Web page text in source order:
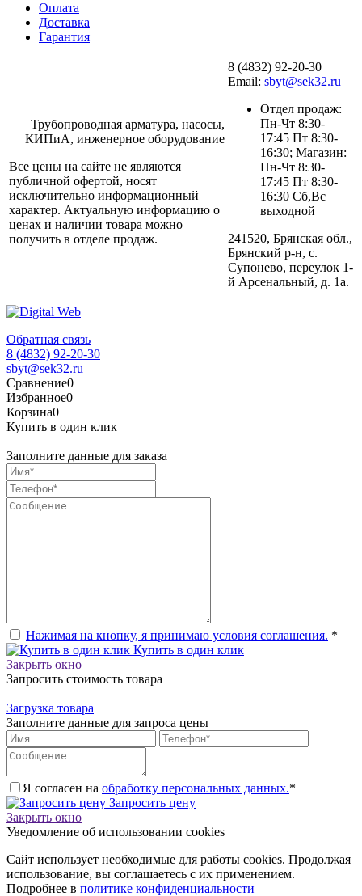
Оплата
Доставка
Гарантия
Трубопроводная арматура, насосы,
КИПиА, инженерное оборудование
Все цены на сайте не являются
публичной офертой, носят
исключительно информационный
характер. Актуальную информацию о
ценах и наличии товара можно
получить в отделе продаж.
8 (4832) 92-20-30
Email: sbyt@sek32.ru
Отдел продаж:
Пн-Чт 8:30-
17:45 Пт 8:30-
16:30; Магазин:
Пн-Чт 8:30-
17:45 Пт 8:30-
16:30 Сб,Вс
выходной
241520, Брянская обл.,
Брянский р-н, с.
Супонево, переулок 1-
й Арсенальный, д. 1а.
Обратная связь
8 (4832) 92-20-30
sbyt@sek32.ru
Сравнение0
Избранное0
Корзина0
Купить в один клик
Заполните данные для заказа
Нажимая на кнопку, я принимаю условия соглашения. *
Купить в один клик
Закрыть окно
Запросить стоимость товара
Загрузка товара
Заполните данные для запроса цены
Я согласен на обработку персональных данных.*
Запросить цену
Закрыть окно
Уведомление об использовании cookies
Сайт использует необходимые для работы cookies. Продолжая
использование, вы соглашаетесь с их применением.
Подробнее в политике конфиденциальности